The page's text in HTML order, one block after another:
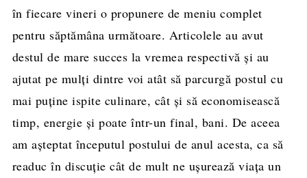
în fiecare vineri o propunere de meniu complet
pentru săptămâna următoare. Articolele au avut
destul de mare succes la vremea respectivă şi au
ajutat pe mulţi dintre voi atât să parcurgă postul cu
mai puţine ispite culinare, cât şi să economisească
timp, energie şi poate într-un final, bani. De aceea
am aşteptat începutul postului de anul acesta, ca să
readuc în discuţie cât de mult ne uşurează viaţa un